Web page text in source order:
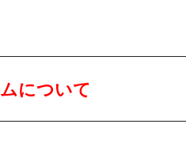
について